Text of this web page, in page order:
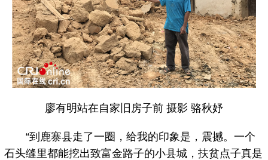
廖有明站在自家旧房子前 摄影 骆秋妤
“到鹿寨县走了一圈，给我的印象是，震撼。一个
石头缝里都能挖出致富金路子的小县城，扶贫点子真是